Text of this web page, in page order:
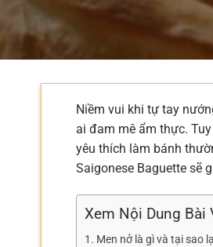
Niềm vui khi tự tay
ai đam mê ẩm thực.
yêu thích làm bánh
Saigonese Baguette sẽ
Xem Nội Dung Bài
Men nở là gì và tại sao